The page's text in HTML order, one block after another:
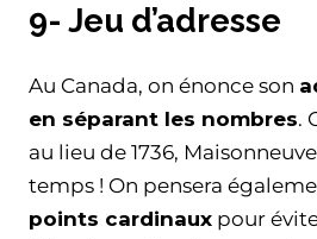
9- Jeu d’adresse
Au Canada, on énonce son
en séparant les nombres.
au lieu de 1736,
temps ! On pensera
points cardinaux pour